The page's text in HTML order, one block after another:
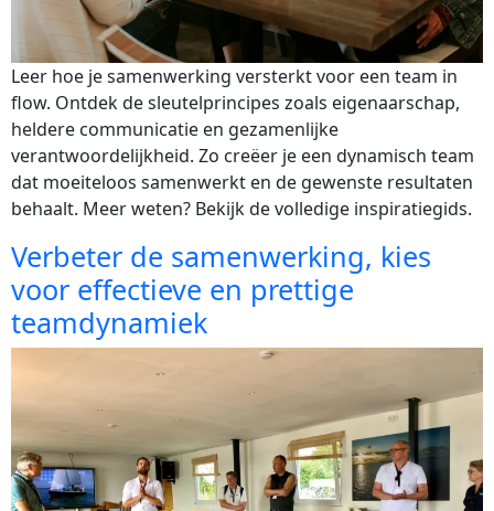
Leer hoe je samenwerking versterkt voor een team in
flow. Ontdek de sleutelprincipes zoals eigenaarschap,
heldere communicatie en gezamenlijke
verantwoordelijkheid. Zo creëer je een dynamisch team
dat moeiteloos samenwerkt en de gewenste resultaten
behaalt. Meer weten? Bekijk de volledige inspiratiegids.
Verbeter de samenwerking, kies
voor effectieve en prettige
teamdynamiek